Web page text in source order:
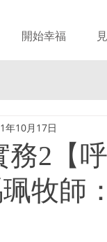
開始幸福
務2【
牧師
年10月17日